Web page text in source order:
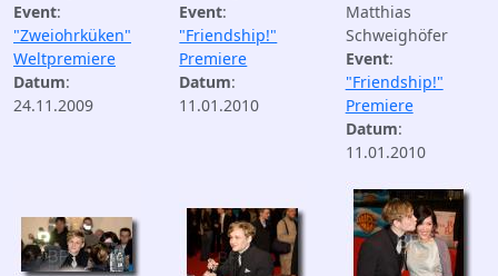
Event:
"Zweiohrküken"
Weltpremiere
Datum:
24.11.2009
Event:
"Friendship!"
Premiere
Datum:
11.01.2010
Matthias
Schweighöfer
Event:
"Friendship!"
Premiere
Datum:
11.01.2010